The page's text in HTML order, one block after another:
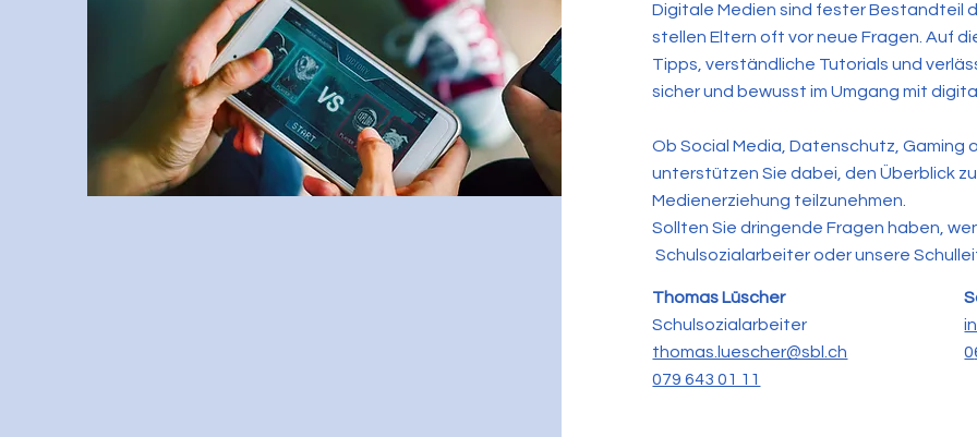
Digitale Medien sind fester Bestandteil
stellen Eltern oft vor neue Fragen. Auf
Tipps, verständliche Tutorials und
sicher und bewusst im Umgang mit
Ob Social Media, Datenschutz, Gaming
unterstützen Sie dabei, den Überblick
Medienerziehung teilzunehmen.
Sollten Sie dringende Fragen haben,
Schulsozialarbeiter oder unsere
Thomas Lüscher
Schulsozialarbeiter​
thomas.luescher@sbl.ch
079 643 01 11
0